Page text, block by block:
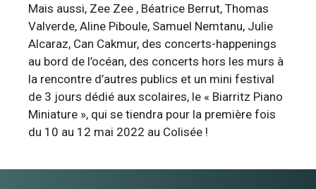
Mais aussi, Zee Zee , Béatrice Berrut, Thomas
Valverde, Aline Piboule, Samuel Nemtanu, Julie
Alcaraz, Can Cakmur, des concerts-happenings
au bord de l’océan, des concerts hors les murs à
la rencontre d’autres publics et un mini festival
de 3 jours dédié aux scolaires, le « Biarritz Piano
Miniature », qui se tiendra pour la première fois
du 10 au 12 mai 2022 au Colisée !